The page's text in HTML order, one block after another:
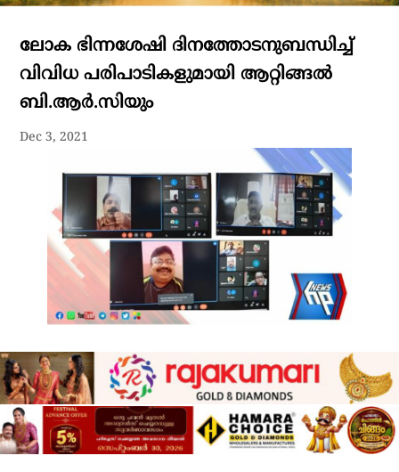
ലോക ഭിന്നശേഷി ദിനത്തോടനുബന്ധിച്ച്
വിവിധ പരിപാടികളുമായി ആറ്റിങ്ങൽ
ബി.ആർ.സിയും
Dec 3, 2021